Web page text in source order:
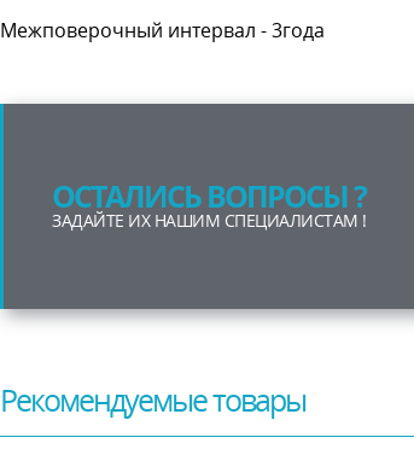
Межповерочный интервал - 3года
ОСТАЛИСЬ ВОПРОСЫ ?
ЗАДАЙТЕ ИХ НАШИМ СПЕЦИАЛИСТАМ !
Рекомендуемые товары